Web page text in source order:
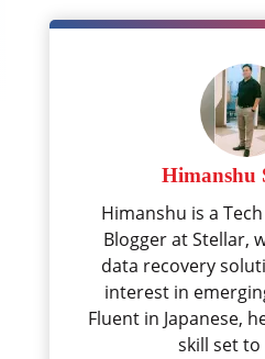
Himanshu
Himanshu is a
Blogger at Stellar,
data recovery
interest in
Fluent in Japanese,
skill set to